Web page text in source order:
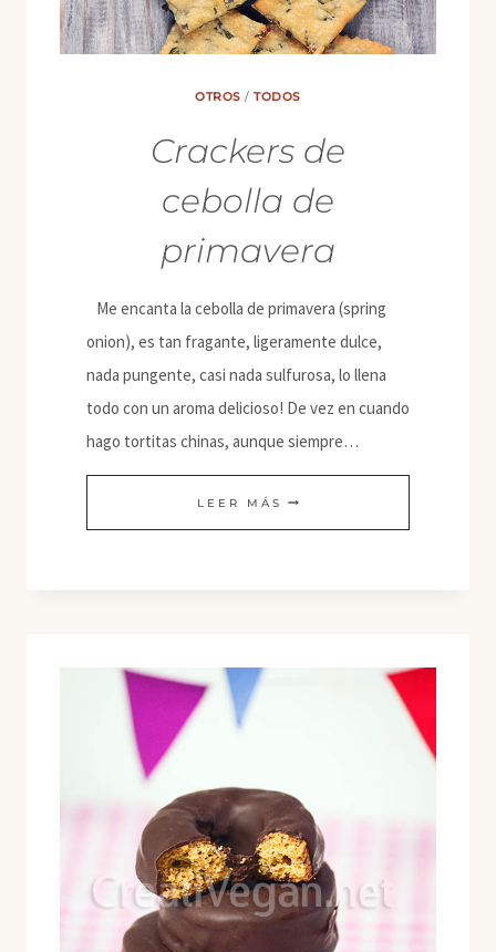
OTROS /TODOS
Crackers de
cebolla de
primavera
Me encanta la cebolla de primavera (spring
onion), es tan fragante, ligeramente dulce,
nada pungente, casi nada sulfurosa, lo llena
todo con un aroma delicioso! De vez en cuando
hago tortitas chinas, aunque siempre…
LEER MÁS CRACKERS
DE